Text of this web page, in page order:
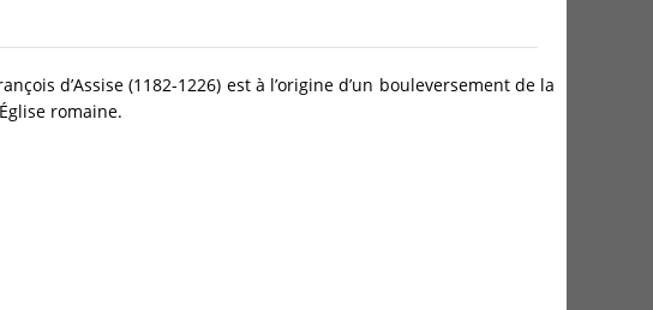
d’Assise (1182-1226) est à l’origine d’un bouleversement de la
romaine.